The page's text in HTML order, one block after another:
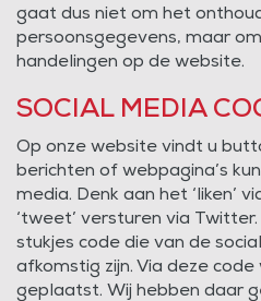
gaat dus niet om het
persoonsgegevens, maar
handelingen op de website.
SOCIAL MEDIA
Op onze website vindt u
berichten of webpagina’s
media. Denk aan het ‘liken’
‘tweet’ versturen via
stukjes code die van de
afkomstig zijn. Via deze code
geplaatst. Wij hebben daar